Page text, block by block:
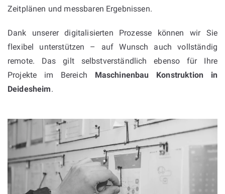
Zeitplänen und messbaren Ergebnissen.
Dank unserer digitalisierten Prozesse können wir Sie
flexibel unterstützen – auf Wunsch auch vollständig
remote. Das gilt selbstverständlich ebenso für Ihre
Projekte im Bereich Maschinenbau Konstruktion in
Deidesheim.